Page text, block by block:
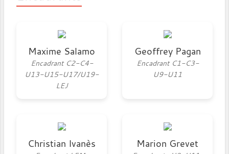
Maxime Salamo
Encadrant C2-C4-
U13-U15-U17/U19-
LEJ
Geoffrey Pagan
Encadrant C1-C3-
U9-U11
Christian Ivanès Marion Grevet